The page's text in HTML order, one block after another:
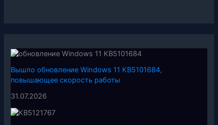
Вышло обновление Windows 11 KB5101684,
повышающее скорость работы
31.07.2026